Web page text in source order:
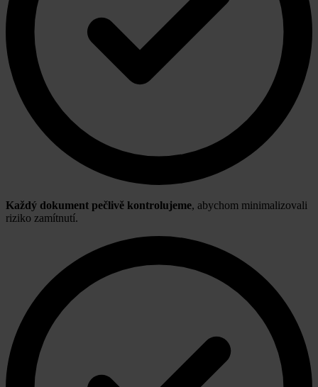
Každý dokument pečlivě kontrolujeme, abychom minimalizovali
riziko zamítnutí.